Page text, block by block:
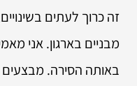
זה כרוך לעתים
מבניים בארגון. אני
באותה הסירה.